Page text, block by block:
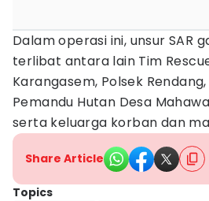
Dalam operasi ini, unsur SAR
terlibat antara lain Tim Rescue
Karangasem, Polsek
Pemandu Hutan Desa
serta keluarga korban dan
Share Article
Topics